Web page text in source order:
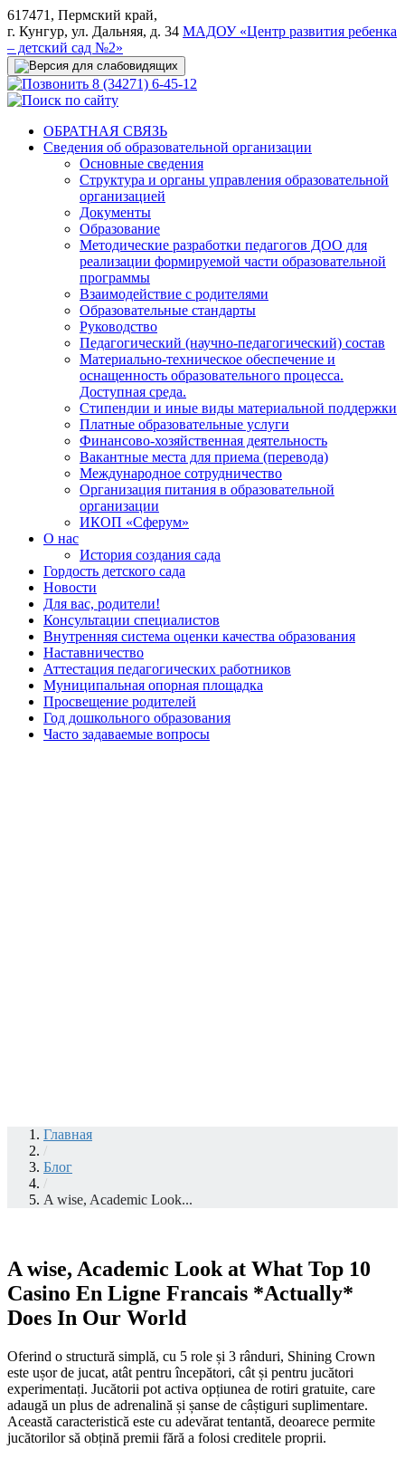
617471, Пермский край,
г. Кунгур, ул. Дальняя, д. 34 МАДОУ «Центр развития ребенка
– детский сад №2»
8 (34271) 6-45-12
ОБРАТНАЯ СВЯЗЬ
Сведения об образовательной организации
Основные сведения
Структура и органы управления образовательной
организацией
Документы
Образование
Методические разработки педагогов ДОО для
реализации формируемой части образовательной
программы
Взаимодействие с родителями
Образовательные стандарты
Руководство
Педагогический (научно-педагогический) состав
Материально-техническое обеспечение и
оснащенность образовательного процесса.
Доступная среда.
Стипендии и иные виды материальной поддержки
Платные образовательные услуги
Финансово-хозяйственная деятельность
Вакантные места для приема (перевода)
Международное сотрудничество
Организация питания в образовательной
организации
ИКОП «Сферум»
О нас
История создания сада
Гордость детского сада
Новости
Для вас, родители!
Консультации специалистов
Внутренняя система оценки качества образования
Наставничество
Аттестация педагогических работников
Муниципальная опорная площадка
Просвещение родителей
Год дошкольного образования
Часто задаваемые вопросы
Главная
/
Блог
/
A wise, Academic Look...
A wise, Academic Look at What Top 10
Casino En Ligne Francais *Actually*
Does In Our World
Oferind o structură simplă, cu 5 role și 3 rânduri, Shining Crown
este ușor de jucat, atât pentru începători, cât și pentru jucători
experimentați. Jucătorii pot activa opțiunea de rotiri gratuite, care
adaugă un plus de adrenalină și șanse de câștiguri suplimentare.
Această caracteristică este cu adevărat tentantă, deoarece permite
jucătorilor să obțină premii fără a folosi creditele proprii.